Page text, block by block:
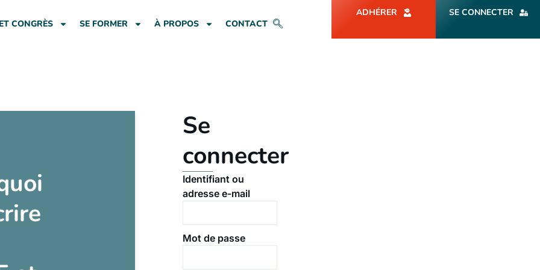
CONGRÈS SE FORMER À PROPOS CONTACT
ADHÉRER SE CONNECTER
Se
connecter
Identifiant ou
adresse e-mail
Mot de passe